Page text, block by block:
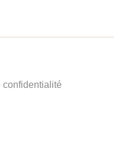
confidentialité